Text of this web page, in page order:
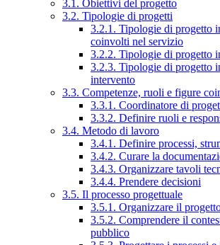
3.1. Obiettivi del progetto
3.2. Tipologie di progetti
3.2.1. Tipologie di progetto
coinvolti nel servizio
3.2.2. Tipologie di progetto
3.2.3. Tipologie di progetto
intervento
3.3. Competenze, ruoli e figure
3.3.1. Coordinatore di
3.3.2. Definire ruoli e
3.4. Metodo di lavoro
3.4.1. Definire processi,
3.4.2. Curare la
3.4.3. Organizzare tavoli
3.4.4. Prendere decisioni
3.5. Il processo progettuale
3.5.1. Organizzare il
3.5.2. Comprendere il
pubblico